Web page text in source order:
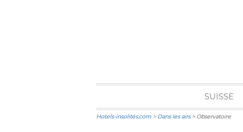
SUISSE
Hotels-insolites.com > Dans les airs> Observatoire